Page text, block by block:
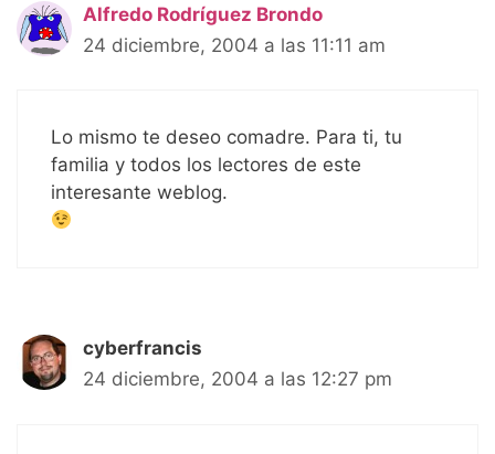
Alfredo Rodríguez Brondo
24 diciembre, 2004 a las 11:11 am
Lo mismo te deseo comadre. Para ti, tu
familia y todos los lectores de este
interesante weblog.
cyberfrancis
24 diciembre, 2004 a las 12:27 pm